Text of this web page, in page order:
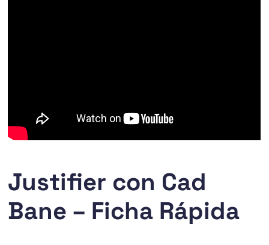
Justifier con Cad
Bane – Ficha Rápida